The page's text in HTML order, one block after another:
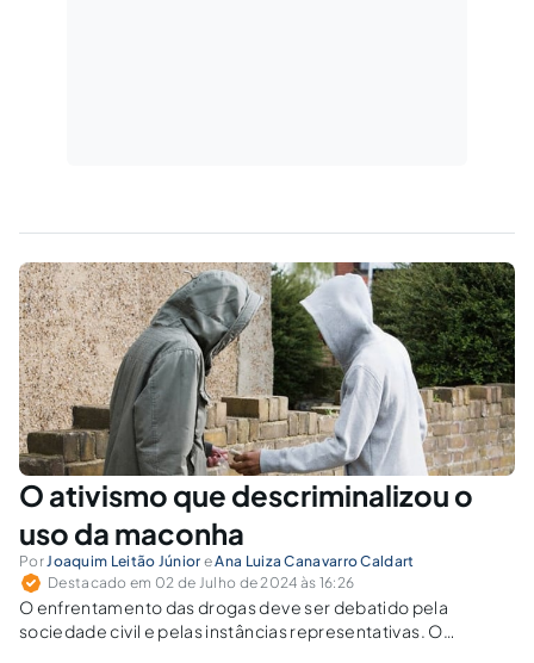
O ativismo que descriminalizou o
uso da maconha
Por Joaquim Leitão Júnior eAna Luiza Canavarro Caldart
Destacado em 02 de Julho de 2024 às 16:26
O enfrentamento das drogas deve ser debatido pela
sociedade civil e pelas instâncias representativas. O